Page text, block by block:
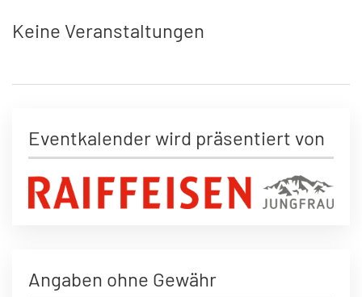
Keine Veranstaltungen
Eventkalender wird präsentiert von
Angaben ohne Gewähr